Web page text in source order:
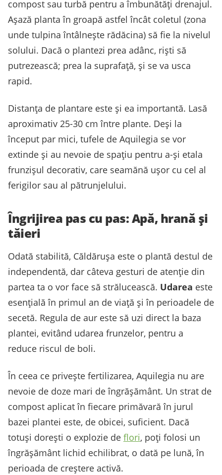
compost sau turbă pentru a îmbunătăți drenajul.
Așază planta în groapă astfel încât coletul (zona
unde tulpina întâlnește rădăcina) să fie la nivelul
solului. Dacă o plantezi prea adânc, riști să
putrezească; prea la suprafață, și se va usca
rapid.
Distanța de plantare este și ea importantă. Lasă
aproximativ 25-30 cm între plante. Deși la
început par mici, tufele de Aquilegia se vor
extinde și au nevoie de spațiu pentru a-și etala
frunzișul decorativ, care seamănă ușor cu cel al
ferigilor sau al pătrunjelului.
Îngrijirea pas cu pas: Apă, hrană și
tăieri
Odată stabilită, Căldărușa este o plantă destul de
independentă, dar câteva gesturi de atenție din
partea ta o vor face să strălucească. Udarea este
esențială în primul an de viață și în perioadele de
secetă. Regula de aur este să uzi direct la baza
plantei, evitând udarea frunzelor, pentru a
reduce riscul de boli.
În ceea ce privește fertilizarea, Aquilegia nu are
nevoie de doze mari de îngrășământ. Un strat de
compost aplicat în fiecare primăvară în jurul
bazei plantei este, de obicei, suficient. Dacă
totuși dorești o explozie de flori, poți folosi un
îngrășământ lichid echilibrat, o dată pe lună, în
perioada de creștere activă.